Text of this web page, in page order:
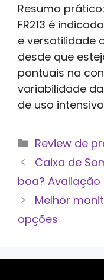
Resumo
FR213 é
e versatilidade
desde que
pontuais na
variabilidade
de uso
Categorias
Review de
Caixa de
boa?
Melhor
opções